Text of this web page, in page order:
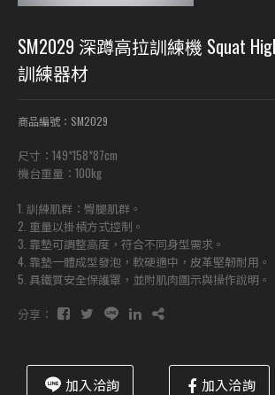
SM2029 深蹲高拉訓練機 Squat
訓練器材
商品編號：SM2029
尺寸：149*158*87cm
機台重量：100kg
1. 訓練肌群：臀腿肌群。
2. 重量以掛槓方式控制。
3. 靠墊可調整高度，符合不同身型需求。
4. 靠墊一體成型發泡，軟硬適中，皮革堅韌耐用。
5. 具鐵質安全保護罩，並附肌肉圖示與操作說明。
分享：
加入洽詢 加入洽詢